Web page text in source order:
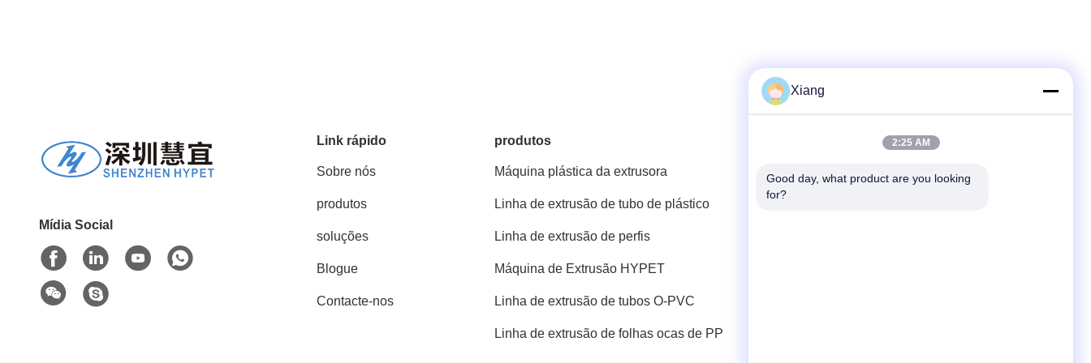
Mídia Social
Link rápido
Sobre nós
produtos
soluções
Blogue
Contacte-nos
produtos
Máquina plástica da extrusora
Linha de extrusão de tubo de plástico
Linha de extrusão de perfis
Máquina de Extrusão HYPET
Linha de extrusão de tubos O-PVC
Linha de extrusão de folhas ocas de PP
Contato Rápido
Telefone
Xiang
2:25 AM
Good day, what product are you looking
for?